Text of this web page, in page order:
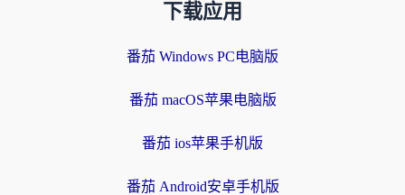
下载应用
番茄 Windows PC电脑版
番茄 macOS苹果电脑版
番茄 ios苹果手机版
番茄 Android安卓手机版